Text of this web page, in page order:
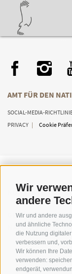
Wir
andere
Wir und andere
und ähnliche
die Nutzung
verbessern und,
Wir können Ihre
verwenden:
endgerät,
AMT FÜR DEN
SOCIAL-MEDIA-
PRIVACY | Cookie
KONTAKTE
GEFÜHRTE